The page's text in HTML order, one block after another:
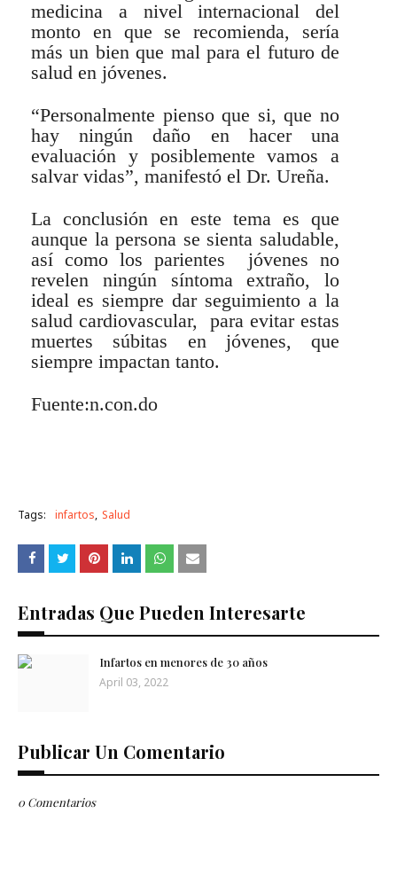
medicina a nivel internacional del
monto en que se recomienda, sería
más un bien que mal para el futuro de
salud en jóvenes.
“Personalmente pienso que si, que no
hay ningún daño en hacer una
evaluación y posiblemente vamos a
salvar vidas”, manifestó el Dr. Ureña.
La conclusión en este tema es que
aunque la persona se sienta saludable,
así como los parientes jóvenes no
revelen ningún síntoma extraño, lo
ideal es siempre dar seguimiento a la
salud cardiovascular, para evitar estas
muertes súbitas en jóvenes, que
siempre impactan tanto.
Fuente:n.con.do
Tags: infartos Salud
Entradas Que Pueden Interesarte
Infartos en menores de 30 años
April 03, 2022
Publicar Un Comentario
0 Comentarios